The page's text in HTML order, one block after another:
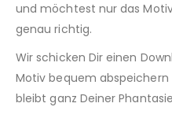
und möchtest nur das
genau richtig.
Wir schicken Dir einen
Motiv bequem abspeichern
bleibt ganz Deiner